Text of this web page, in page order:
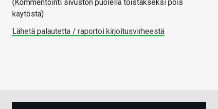
(Kommentointi sivuston puolella toistakseksi pois
käytöstä)
Lähetä palautetta / raportoi kirjoitusvirheestä